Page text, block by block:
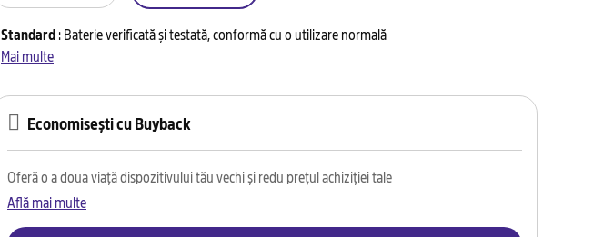
Standard:Baterie verificată și testată, conformă cu o utilizare normală
Mai multe
Economisești cu Buyback
Oferă o a doua viață dispozitivului tău vechi și redu prețul achiziției tale
Află mai multe